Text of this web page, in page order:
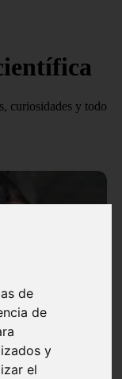
de
de
y
el
curiosidades y todo
Utilizarán